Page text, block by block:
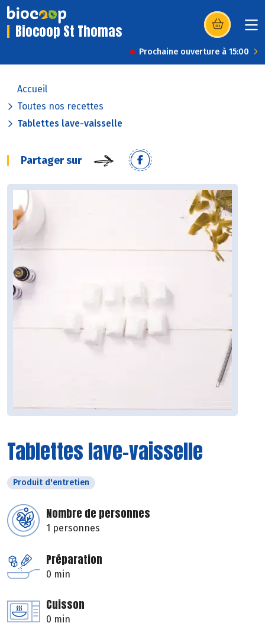
Biocoop St Thomas (s’ouvre dans
Prochaine ouverture à 15:00
Accueil
Toutes nos recettes
Tablettes lave-vaisselle
Partager sur
Tablettes lave-vaisselle
Produit d'entretien
Nombre de personnes
1 personnes
Préparation
0 min
Cuisson
0 min